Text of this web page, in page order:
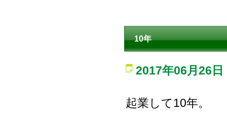
10年
2017年06月26日
起業して10年。